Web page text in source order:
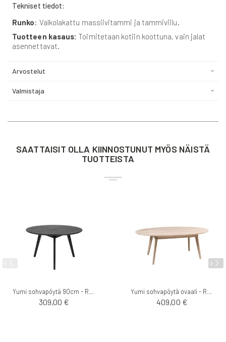
Tekniset tiedot:
Runko: Valkolakattu massiivitammi ja tammiviilu.
Tuotteen kasaus: Toimitetaan kotiin koottuna, vain jalat
asennettavat.
Arvostelut
Valmistaja
SAATTAISIT OLLA KIINNOSTUNUT MYÖS NÄISTÄ
TUOTTEISTA
309,00 € 409,00 €